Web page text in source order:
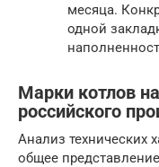
месяца.
одной
Марки котлов
российского
Анализ технических
общее